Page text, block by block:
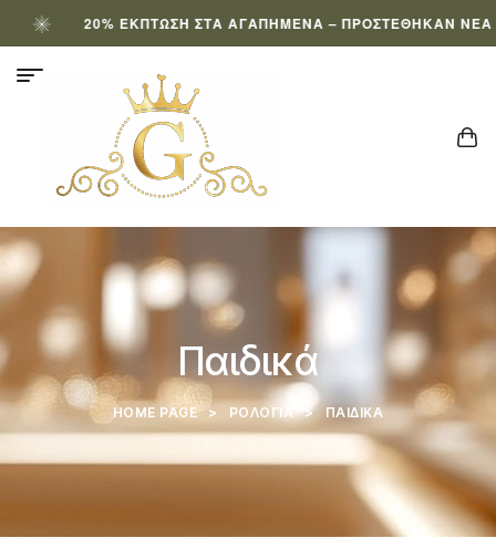
20% ΈΚΠΤΩΣΗ ΣΤΑ ΑΓΑΠΗΜΈΝΑ – ΠΡΟΣΤΈΘΗΚΑΝ ΝΈΑ
Παιδικά
HOME PAGE > ΡΟΛΌΓΙΑ > ΠΑΙΔΙΚΆ